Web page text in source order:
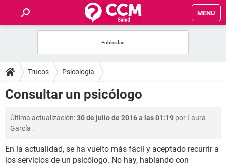
MENU
FOROS
SALUD
FAMILIA
Trucos Psicología
Consultar un psicólogo
Última actualización:30 de julio de 2016 a las 01:19 por Laura
García .
En la actualidad, se ha vuelto más fácil y aceptado recurrir a
los servicios de un psicólogo. No hay, hablando con